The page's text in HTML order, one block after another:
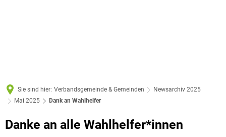
Sie sind hier: Verbandsgemeinde & Gemeinden
Newsarchiv 2025
Mai 2025
Dank an Wahlhelfer
Danke an alle Wahlhelfer*innen